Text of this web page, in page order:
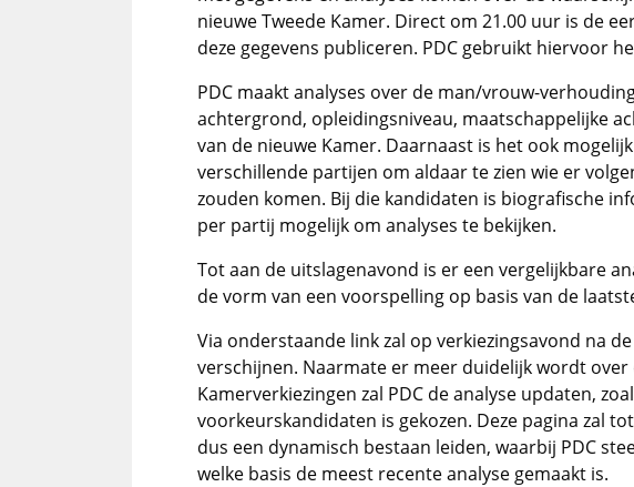
nieuwe Tweede Kamer. Direct om 21.00 uur is de
deze gegevens publiceren. PDC gebruikt hiervoor
PDC maakt analyses over de man/vrouw-
achtergrond, opleidingsniveau, maatschappelijke
van de nieuwe Kamer. Daarnaast is het ook
verschillende partijen om aldaar te zien wie er
zouden komen. Bij die kandidaten is biografische
per partij mogelijk om analyses te bekijken.
Tot aan de uitslagenavond is er een vergelijkbare
de vorm van een voorspelling op basis van de
Via onderstaande link zal op verkiezingsavond na
verschijnen. Naarmate er meer duidelijk wordt over
Kamerverkiezingen zal PDC de analyse updaten,
voorkeurskandidaten is gekozen. Deze pagina zal
dus een dynamisch bestaan leiden, waarbij PDC
welke basis de meest recente analyse gemaakt is.